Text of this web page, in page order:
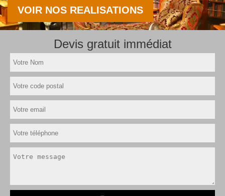
VOIR NOS REALISATIONS
Devis gratuit immédiat